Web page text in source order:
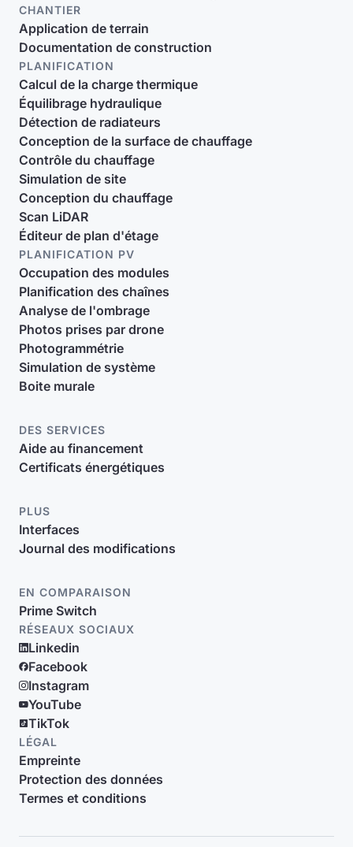
CHANTIER
Application de terrain
Documentation de construction
PLANIFICATION
Calcul de la charge thermique
Équilibrage hydraulique
Détection de radiateurs
Conception de la surface de chauffage
Contrôle du chauffage
Simulation de site
Conception du chauffage
Scan LiDAR
Éditeur de plan d'étage
PLANIFICATION PV
Occupation des modules
Planification des chaînes
Analyse de l'ombrage
Photos prises par drone
Photogrammétrie
Simulation de système
Boite murale
DES SERVICES
Aide au financement
Certificats énergétiques
PLUS
Interfaces
Journal des modifications
EN COMPARAISON
Prime Switch
RÉSEAUX SOCIAUX
Linkedin
Facebook
Instagram
YouTube
TikTok
LÉGAL
Empreinte
Protection des données
Termes et conditions